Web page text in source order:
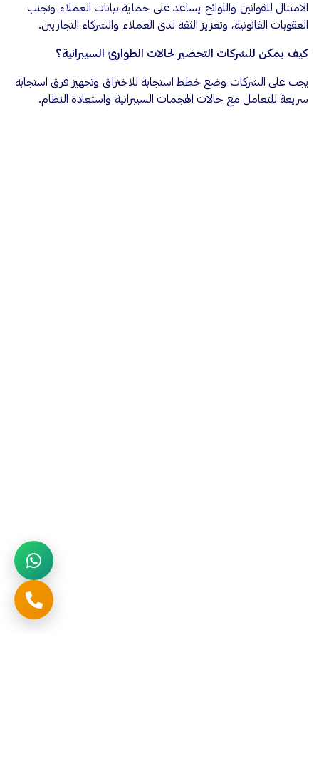
الامتثال للقوانين واللوائح يساعد على حماية بيانات العملاء وتجنب
العقوبات القانونية، وتعزيز الثقة لدى العملاء والشركاء التجاريين.
كيف يمكن للشركات التحضير لحالات الطوارئ السيبرانية؟
يجب على الشركات وضع خطط استجابة للاختراق وتجهيز فرق استجابة
سريعة للتعامل مع حالات الهجمات السيبرانية واستعادة النظام.